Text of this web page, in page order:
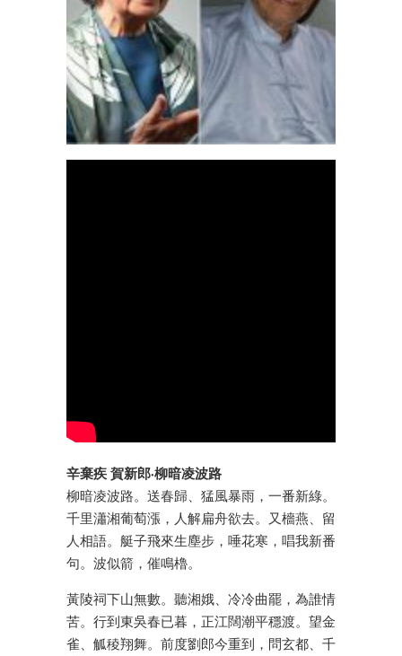
辛棄疾 賀新郎·柳暗凌波路
柳暗凌波路。送春歸、猛風暴雨，一番新綠。
千里瀟湘葡萄漲，人解扁舟欲去。又檣燕、留
人相語。艇子飛來生塵步，唾花寒，唱我新番
句。波似箭，催鳴櫓。
黃陵祠下山無數。聽湘娥、冷冷曲罷，為誰情
苦。行到東吳春已暮，正江闊潮平穩渡。望金
雀、觚稜翔舞。前度劉郎今重到，問玄都、千